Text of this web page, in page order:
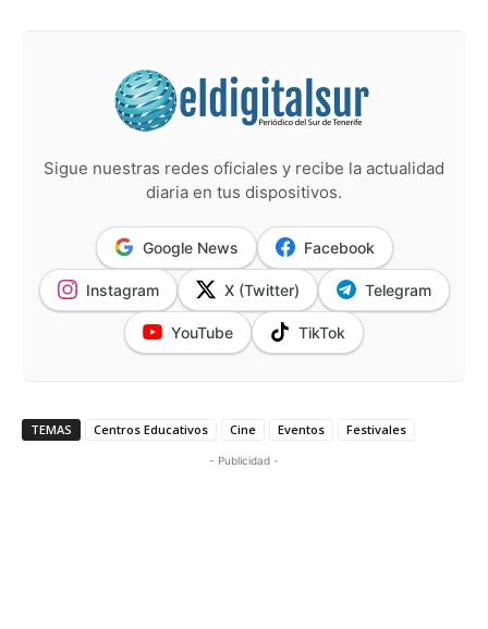
Sigue nuestras redes oficiales y recibe la actualidad
diaria en tus dispositivos.
Google News Facebook
Instagram X (Twitter) Telegram
YouTube TikTok
TEMAS Centros Educativos Cine Eventos Festivales
- Publicidad -